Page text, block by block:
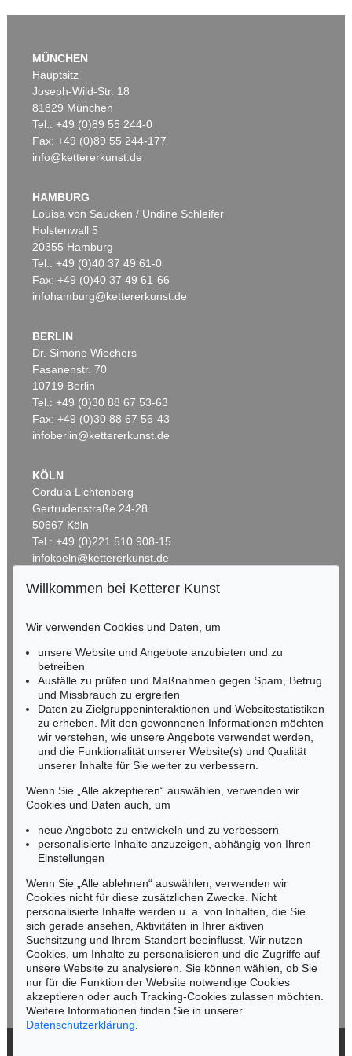
Auktion 479 - Lot 822
Ergebnis:€ 1.645.000
Auktion 530 - Lot 81
EMIL NOLDE
Rittersporn und Silberpappeln , 1929
Ergebnis:€ 1.165.000
Auktion 535 - Lot 44
Ergebnis:€ 985.000
Auktion 560 - Lot 32
Landschaft mit Seebüllhof, 1930
Ergebnis:€ 914.400
Auktion 342 - Lot 233
MÜNCHEN
Hauptsitz
Joseph-Wild-Str. 18
81829 München
Tel.: +49 (0)89 55 244-0
Fax: +49 (0)89 55 244-177
info@kettererkunst.de
HAMBURG
Louisa von Saucken / Undine Schleifer
Holstenwall 5
20355 Hamburg
Tel.: +49 (0)40 37 49 61-0
Fax: +49 (0)40 37 49 61-66
infohamburg@kettererkunst.de
BERLIN
Dr. Simone Wiechers
Fasanenstr. 70
10719 Berlin
Tel.: +49 (0)30 88 67 53-63
Fax: +49 (0)30 88 67 56-43
infoberlin@kettererkunst.de
KÖLN
Cordula Lichtenberg
Gertrudenstraße 24-28
50667 Köln
Tel.: +49 (0)221 510 908-15
infokoeln@kettererkunst.de
RHEINLAND-PFALZ
Miriam Heß
Tel.: +49 (0)62 21 58 80-038
Fax: +49 (0)62 21 58 80-595
infoheidelberg@kettererkunst.de
NORDDEUTSCHLAND
Nico Kassel, M.A.
Tel.: +49 (0)89 55244-164
Mobil: +49 (0)171 8618661
n.kassel@kettererkunst.de
Keine Auktion mehr verpassen!
Wir informieren Sie rechtzeitig.
Jetzt zum Newsletter anmelden >
Willkommen bei Ketterer Kunst
Wir verwenden Cookies und Daten, um
unsere Website und Angebote anzubieten und zu
betreiben
Ausfälle zu prüfen und Maßnahmen gegen Spam, Betrug
und Missbrauch zu ergreifen
Daten zu Zielgruppeninteraktionen und Websitestatistiken
zu erheben. Mit den gewonnenen Informationen möchten
wir verstehen, wie unsere Angebote verwendet werden,
und die Funktionalität unserer Website(s) und Qualität
unserer Inhalte für Sie weiter zu verbessern.
Wenn Sie „Alle akzeptieren“ auswählen, verwenden wir
Cookies und Daten auch, um
neue Angebote zu entwickeln und zu verbessern
personalisierte Inhalte anzuzeigen, abhängig von Ihren
Einstellungen
Wenn Sie „Alle ablehnen“ auswählen, verwenden wir
Cookies nicht für diese zusätzlichen Zwecke. Nicht
personalisierte Inhalte werden u. a. von Inhalten, die Sie
sich gerade ansehen, Aktivitäten in Ihrer aktiven
Suchsitzung und Ihrem Standort beeinflusst. Wir nutzen
Cookies, um Inhalte zu personalisieren und die Zugriffe auf
unsere Website zu analysieren. Sie können wählen, ob Sie
nur für die Funktion der Website notwendige Cookies
akzeptieren oder auch Tracking-Cookies zulassen möchten.
Weitere Informationen finden Sie in unserer
Datenschutzerklärung